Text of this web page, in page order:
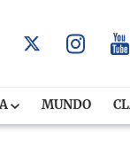
MUNDO